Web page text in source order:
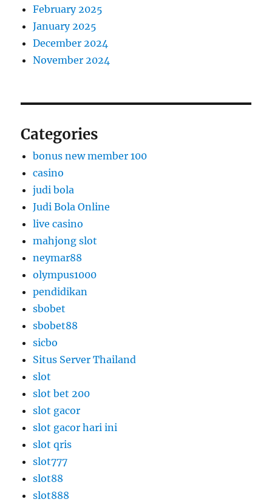
February 2025
January 2025
December 2024
November 2024
Categories
bonus new member 100
casino
judi bola
Judi Bola Online
live casino
mahjong slot
neymar88
olympus1000
pendidikan
sbobet
sbobet88
sicbo
Situs Server Thailand
slot
slot bet 200
slot gacor
slot gacor hari ini
slot qris
slot777
slot88
slot888